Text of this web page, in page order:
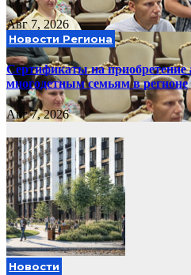
Авг 7, 2026
Новости Региона
Сертификаты на
многодетным семьям в регионе
Авг 7, 2026
Новости